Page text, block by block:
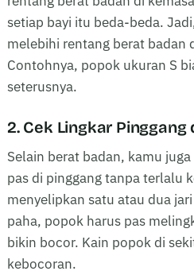
setiap bayi itu beda-beda.
melebihi rentang berat badan
Contohnya, popok ukuran S
seterusnya.
2. Cek Lingkar Pinggang
Selain berat badan, kamu
pas di pinggang tanpa terlalu
menyelipkan satu atau dua
paha, popok harus pas
bikin bocor. Kain popok di
kebocoran.